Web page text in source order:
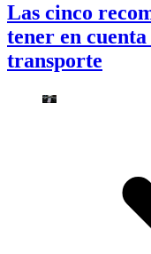
Las cinco
tener en
transporte